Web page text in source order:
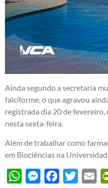
Ainda segundo a secretaria
falciforme, o que agravou
registrada dia 20 de
nesta sexta-feira.
Além de trabalhar como
em Biociências na
WhatsAppMessengerFacebook
Twitter